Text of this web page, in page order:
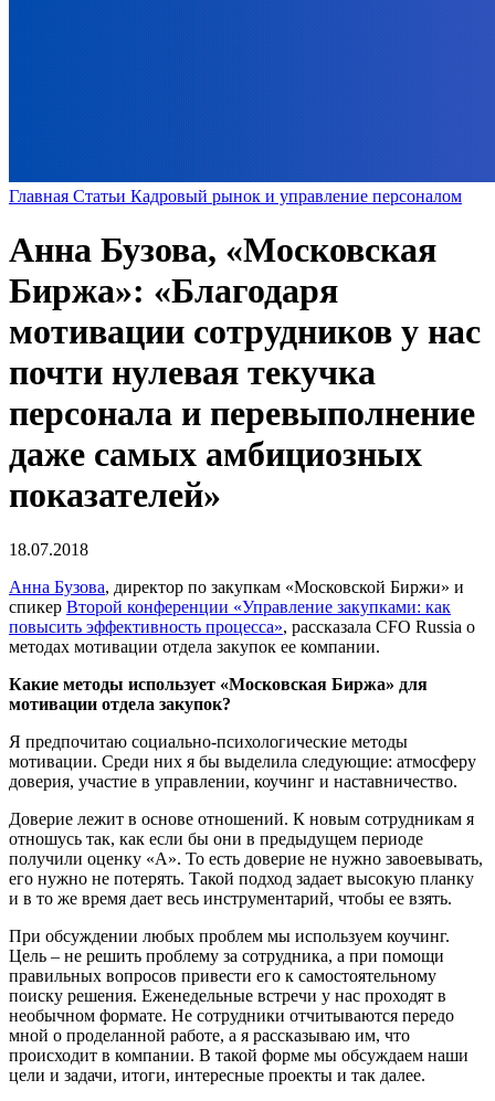
Главная Статьи Кадровый рынок и управление персоналом
Анна Бузова, «Московская
Биржа»: «Благодаря
мотивации сотрудников у нас
почти нулевая текучка
персонала и перевыполнение
даже самых амбициозных
показателей»
18.07.2018
Анна Бузова, директор по закупкам «Московской Биржи» и
спикер Второй конференции «Управление закупками: как
повысить эффективность процесса», рассказала CFO Russia о
методах мотивации отдела закупок ее компании.
Какие методы использует «Московская Биржа» для
мотивации отдела закупок?
Я предпочитаю социально-психологические методы
мотивации. Среди них я бы выделила следующие: атмосферу
доверия, участие в управлении, коучинг и наставничество.
Доверие лежит в основе отношений. К новым сотрудникам я
отношусь так, как если бы они в предыдущем периоде
получили оценку «А». То есть доверие не нужно завоевывать,
его нужно не потерять. Такой подход задает высокую планку
и в то же время дает весь инструментарий, чтобы ее взять.
При обсуждении любых проблем мы используем коучинг.
Цель – не решить проблему за сотрудника, а при помощи
правильных вопросов привести его к самостоятельному
поиску решения. Еженедельные встречи у нас проходят в
необычном формате. Не сотрудники отчитываются передо
мной о проделанной работе, а я рассказываю им, что
происходит в компании. В такой форме мы обсуждаем наши
цели и задачи, итоги, интересные проекты и так далее.